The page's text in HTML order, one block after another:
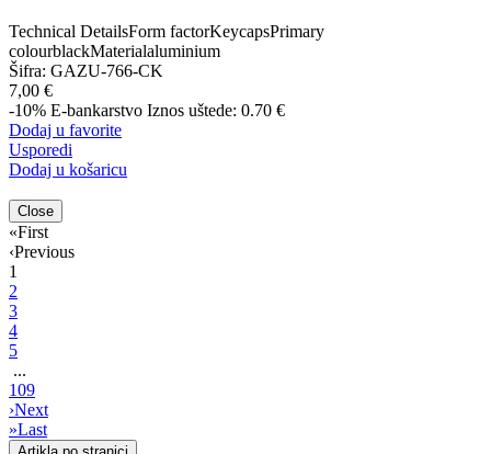
Technical DetailsForm factorKeycapsPrimary
colourblackMaterialaluminium
Šifra: GAZU-766-CK
7,00 €
-10% E-bankarstvo Iznos uštede: 0.70 €
Dodaj u favorite
Usporedi
Dodaj u košaricu
Close
«First
‹Previous
1
2
3
4
5
...
109
›Next
»Last